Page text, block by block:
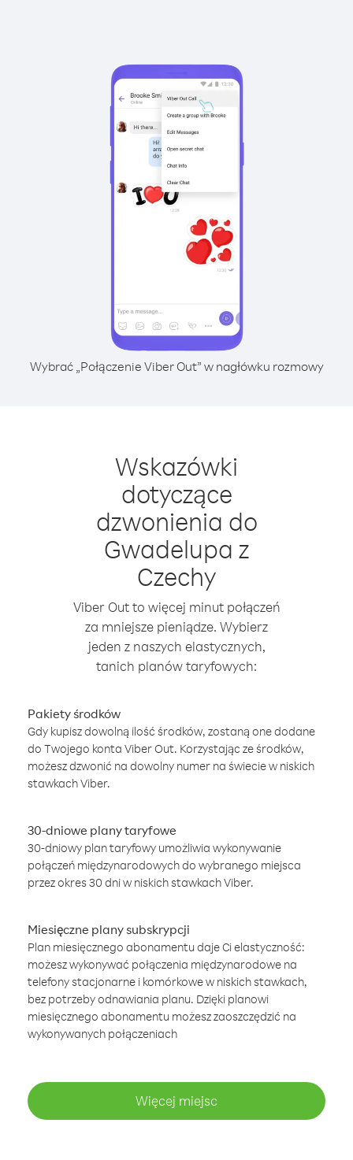
Wybrać „Połączenie Viber Out” w nagłówku rozmowy
Wskazówki
dotyczące
dzwonienia do
Gwadelupa z
Czechy
Viber Out to więcej minut połączeń
za mniejsze pieniądze. Wybierz
jeden z naszych elastycznych,
tanich planów taryfowych:
Pakiety środków
Gdy kupisz dowolną ilość środków, zostaną one dodane
do Twojego konta Viber Out. Korzystając ze środków,
możesz dzwonić na dowolny numer na świecie w niskich
stawkach Viber.
30-dniowe plany taryfowe
30-dniowy plan taryfowy umożliwia wykonywanie
połączeń międzynarodowych do wybranego miejsca
przez okres 30 dni w niskich stawkach Viber.
Miesięczne plany subskrypcji
Plan miesięcznego abonamentu daje Ci elastyczność:
możesz wykonywać połączenia międzynarodowe na
telefony stacjonarne i komórkowe w niskich stawkach,
bez potrzeby odnawiania planu. Dzięki planowi
miesięcznego abonamentu możesz zaoszczędzić na
wykonywanych połączeniach
Więcej miejsc